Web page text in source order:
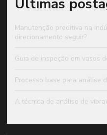
Últimas
Manutenção preditiva na
direcionamento seguir?
Guia de inspeção em vasos
Processo base para análise
A técnica de análise de